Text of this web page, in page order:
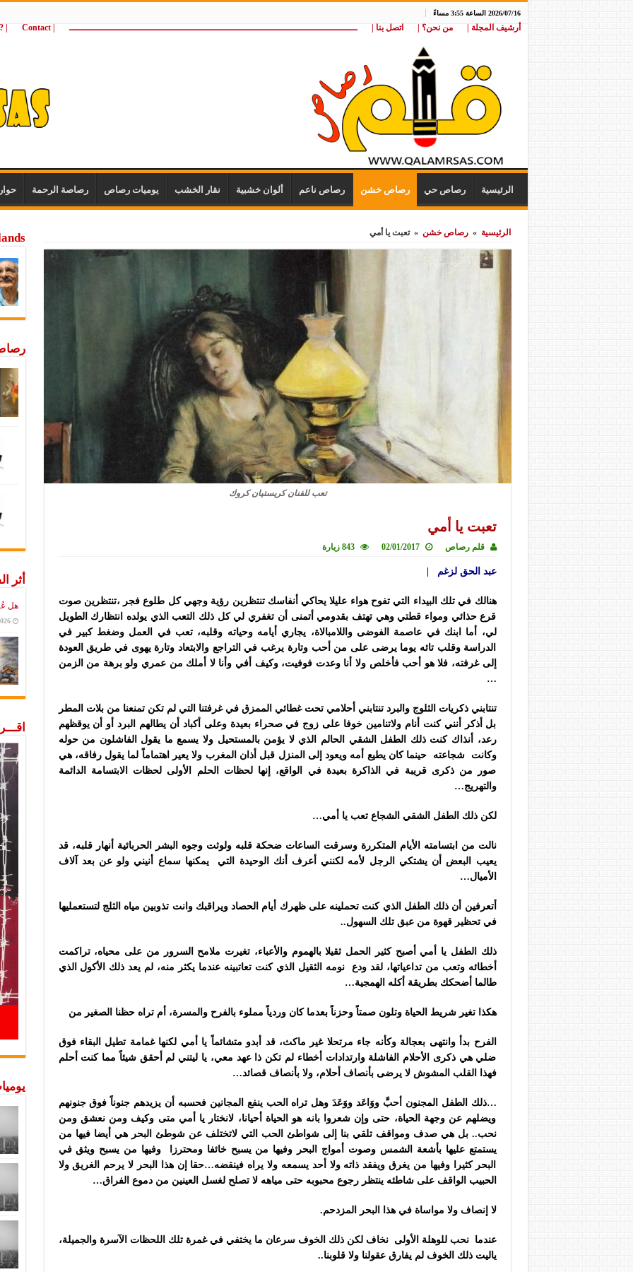
2026/07/16 الساعة 3:55 مساءً
أرشيف المجلة | من نحن؟ | اتصل بنا | ــــــــــــــــــــــــــــــــــــــــــــــــــــــــــــــــــــــــــــــــــــــــــــــــــــــ | Contact
wij
الرئيسية رصاص حي رصاص خشن رصاص ناعم ألوان خشبية نقار الخشب يوميات رصاص رصاصة الرحمة
الرئيسية » رصاص خشن » تعبت يا أمي
تعب للفنان كريستيان كروك
تعبت يا أمي
قلم رصاص 02/01/2017 843 زيارة
عبد الحق لزغم |
هنالك في تلك البيداء التي تفوح هواء عليلا يحاكي أنفاسك تنتظرين رؤية وجهي كل طلوع فجر ،تنتظرين صوت
قرع حذائي ومواء قطتي وهي تهتف بقدومي أتمنى أن تغفري لي كل ذلك التعب الذي يولده انتظارك الطويل
لي، أما ابنك في عاصمة الفوضى واللامبالاة، يجاري أيامه وحياته وقلبه، تعب في العمل وضغط كبير في
الدراسة وقلب تائه يوما يرضى على من أحب وتارة يرغب في التراجع والابتعاد وتارة يهوى في طريق العودة
إلى غرفته، فلا هو أحب فأخلص ولا أنا وعدت فوفيت، وكيف أفي وأنا لا أملك من عمري ولو برهة من الزمن
…
تنتابني ذكريات الثلوج والبرد تنتابني أحلامي تحت غطائي الممزق في غرفتنا التي لم تكن تمنعنا من بلات المطر
بل أذكر أنني كنت أنام ولاتنامين خوفا على زوج في صحراء بعيدة وعلى أكباد أن يطالهم البرد أو أن يوقظهم
رعد، أنذاك كنت ذلك الطفل الشقي الحالم الذي لا يؤمن بالمستحيل ولا يسمع ما يقول الفاشلون من حوله
وكانت شجاعته حينما كان يطيع أمه ويعود إلى المنزل قبل أذان المغرب ولا يعير اهتماماً لما يقول رفاقه، هي
صور من ذكرى قريبة في الذاكرة بعيدة في الواقع، إنها لحظات الحلم الأولى لحظات الابتسامة الدائمة
والتهريج…
لكن ذلك الطفل الشقي الشجاع تعب يا أمي…
نالت من ابتسامته الأيام المتكررة وسرقت الساعات ضحكة قلبه ولوثت وجوه البشر الحربائية أنهار قلبه، قد
يعيب البعض أن يشتكي الرجل لأمه لكنني أعرف أنك الوحيدة التي يمكنها سماع أنيني ولو عن بعد آلاف
الأميال…
أتعرفين أن ذلك الطفل الذي كنت تحملينه على ظهرك أيام الحصاد ويراقبك وانت تذوبين مياه الثلج لتستعمليها
في تحظير قهوة من عبق تلك السهول..
ذلك الطفل يا أمي أصبح كثير الحمل ثقيلا بالهموم والأعباء، تغيرت ملامح السرور من على محياه، تراكمت
أخطائه وتعب من تداعياتها، لقد ودع نومه الثقيل الذي كنت تعاتبينه عندما يكثر منه، لم يعد ذلك الأكول الذي
طالما أضحكك بطريقة أكله الهمجية…
هكذا تغير شريط الحياة وتلون صمتاً وحزناً بعدما كان وردياً مملوء بالفرح والمسرة، أم تراه حظنا الصغير من
الفرح بدأ وانتهى بعجالة وكأنه جاء مرتحلا غير ماكث، قد أبدو متشائماً يا أمي لكنها غمامة تطيل البقاء فوق
ضلي هي ذكرى الأحلام الفاشلة وارتدادات أخطاء لم تكن ذا عهد معي، يا ليتني لم أحقق شيئاً مما كنت أحلم
فهذا القلب المشوش لا يرضى بأنصاف أحلام، ولا بأنصاف قصائد…
…ذلك الطفل المجنون أحبَّ ووَاعَد ووَعَدَ وهل تراه الحب ينفع المجانين فحسبه أن يزيدهم جنوناً فوق جنونهم
ويضلهم عن وجهة الحياة، حتى وإن شعروا بانه هو الحياة أحيانا، لانختار يا أمي متى وكيف ومن نعشق ومن
نحب.. بل هي صدف ومواقف تلقي بنا إلى شواطئ الحب التي لاتختلف عن شوطئ البحر هي أيضا فيها من
يستمتع عليها بأشعة الشمس وصوت أمواج البحر وفيها من يسبح خائفا ومحترزا وفيها من يسبح ويثق في
البحر كثيرا وفيها من يغرق ويفقد ذاته ولا أحد يسمعه ولا يراه فينقضه…حقا إن هذا البحر لا يرحم الغريق ولا
الحبيب الواقف على شاطئه ينتظر رجوع محبوبه حتى مياهه لا تصلح لغسل العينين من دموع الفراق…
لا إنصاف ولا مواساة في هذا البحر المزدحم.
عندما نحب للوهلة الأولى نخاف لكن ذلك الخوف سرعان ما يختفي في غمرة تلك اللحظات الآسرة والجميلة،
ياليت ذلك الخوف لم يفارق عقولنا ولا قلوبنا..
أثر
هل